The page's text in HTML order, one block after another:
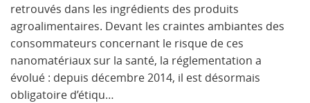
retrouvés dans les ingrédients des produits
agroalimentaires. Devant les craintes ambiantes des
consommateurs concernant le risque de ces
nanomatériaux sur la santé, la réglementation a
évolué : depuis décembre 2014, il est désormais
obligatoire d’étiqu…